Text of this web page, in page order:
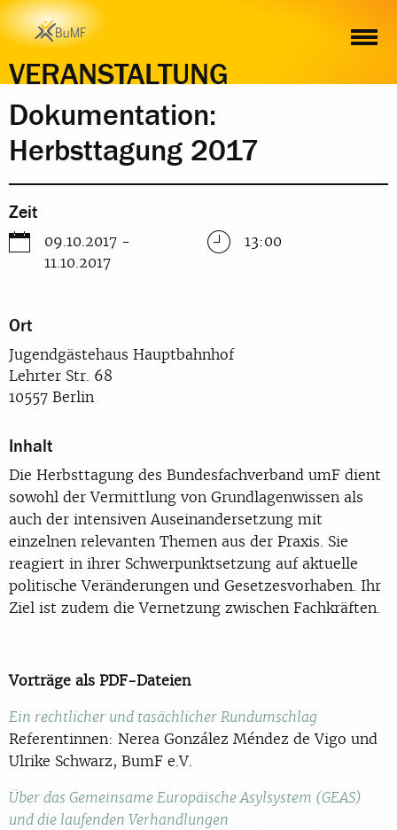
VERANSTALTUNG
ZEIT ORT
Dokumentation:
Herbsttagung 2017
Zeit
09.10.2017 -
11.10.2017
13:00
Ort
Jugendgästehaus Hauptbahnhof
Lehrter Str. 68
10557 Berlin
Inhalt
Die Herbsttagung des Bundesfachverband umF dient
sowohl der Vermittlung von Grundlagenwissen als
auch der intensiven Auseinandersetzung mit
einzelnen relevanten Themen aus der Praxis. Sie
reagiert in ihrer Schwerpunktsetzung auf aktuelle
politische Veränderungen und Gesetzesvorhaben. Ihr
Ziel ist zudem die Vernetzung zwischen Fachkräften.
Vorträge als PDF-Dateien
Ein rechtlicher und tasächlicher Rundumschlag
Referentinnen: Nerea González Méndez de Vigo und
Ulrike Schwarz, BumF e.V.
Über das Gemeinsame Europäische Asylsystem (GEAS)
und die laufenden Verhandlungen